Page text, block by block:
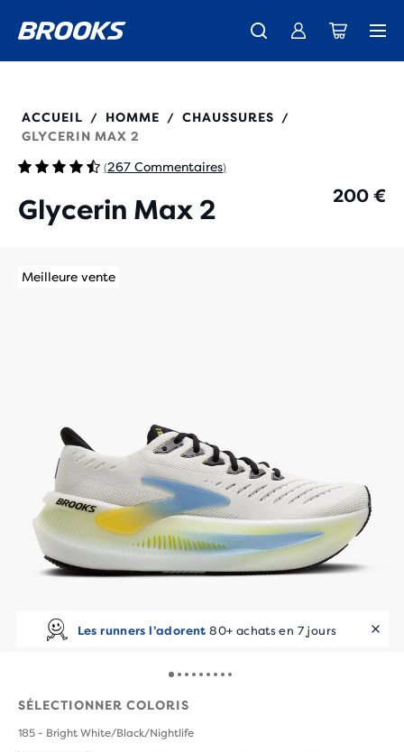
La toute nouvelle Ghost Amp est là - Acheter Femme Homme
Découvre la nouvelle collection Cascadia - Acheter maintenant
Livraison standard gratuite pour les membres. Rejoignez-nous
110479ACCUEIL / HOMME / CHAUSSURES
/
GLYCERIN MAX 2
(267 Commentaires)
Glycerin Max 2 200 €
Les runners l’adorent 80+ achats en 7 jours
Meilleure vente
SÉLECTIONNER COLORIS
185 - Bright White/Black/Nightlife